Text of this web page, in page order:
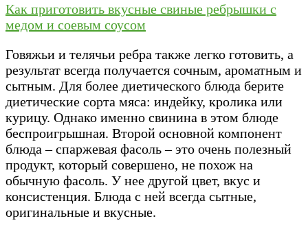
Как приготовить вкусные свиные ребрышки с
медом и соевым соусом
Говяжьи и телячьи ребра также легко готовить, а
результат всегда получается сочным, ароматным и
сытным. Для более диетического блюда берите
диетические сорта мяса: индейку, кролика или
курицу. Однако именно свинина в этом блюде
беспроигрышная. Второй основной компонент
блюда – спаржевая фасоль – это очень полезный
продукт, который совершено, не похож на
обычную фасоль. У нее другой цвет, вкус и
консистенция. Блюда с ней всегда сытные,
оригинальные и вкусные.